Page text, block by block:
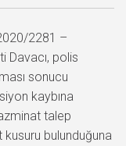
2281 –
Davacı, polis
sonucu
kaybına
talep
kusuru bulunduğuna